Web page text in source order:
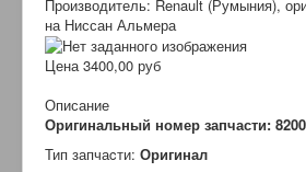
Производитель: Renault (Румыния),
на Ниссан Альмера
Цена3400,00 руб
Описание
Оригинальный номер запчасти:
Тип запчаcти: Оригинал